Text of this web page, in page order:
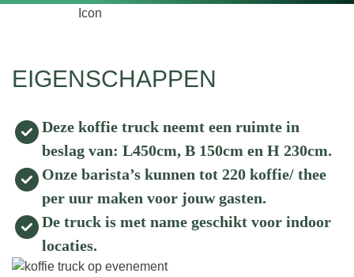
EIGENSCHAPPEN
Deze koffie truck neemt een ruimte in
beslag van: L450cm, B 150cm en H 230cm.
Onze barista’s kunnen tot 220 koffie/ thee
per uur maken voor jouw gasten.
De truck is met name geschikt voor indoor
locaties.